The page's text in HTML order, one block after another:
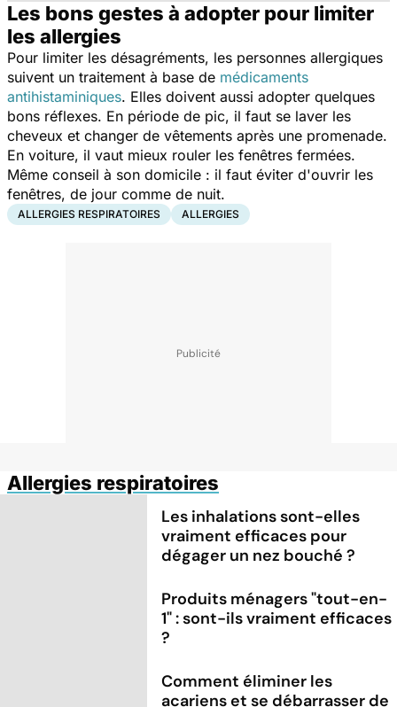
Les bons gestes à adopter pour limiter
les allergies
Pour limiter les désagréments, les personnes allergiques
suivent un traitement à base de médicaments
antihistaminiques. Elles doivent aussi adopter quelques
bons réflexes. En période de pic, il faut se laver les
cheveux et changer de vêtements après une promenade.
En voiture, il vaut mieux rouler les fenêtres fermées.
Même conseil à son domicile : il faut éviter d'ouvrir les
fenêtres, de jour comme de nuit.
ALLERGIES RESPIRATOIRES ALLERGIES
Allergies respiratoires
Les inhalations sont-elles
vraiment efficaces pour
dégager un nez bouché ?
Produits ménagers "tout-en-
1" : sont-ils vraiment efficaces
?
Comment éliminer les
acariens et se débarrasser de